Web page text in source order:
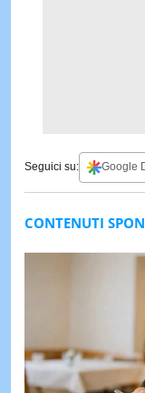
Seguici su: Google